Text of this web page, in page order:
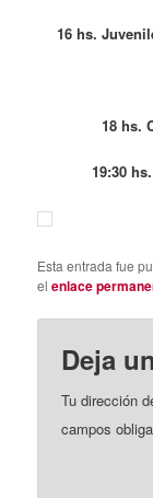
16 hs.
18 hs.
19:30
Esta entrada fue
elenlace
Deja
Tu dirección
campos